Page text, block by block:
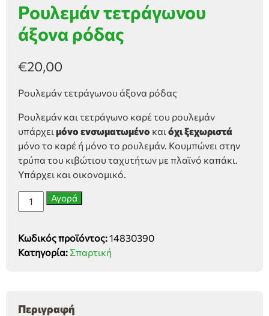
Ρουλεμάν τετράγωνου
άξονα ρόδας
€20,00
Ρουλεμάν τετράγωνου άξονα ρόδας
Ρουλεμάν και τετράγωνο καρέ του ρουλεμάν
υπάρχει μόνο ενσωματωμένο και όχιξεχωριστά
μόνο το καρέ ή μόνο το ρουλεμάν. Κουμπώνει στην
τρύπα του κιβώτιου ταχυτήτων με πλαϊνό καπάκι.
Υπάρχει και οικονομικό.
Ρουλεμάν
τετράγωνου
ρόδας
ποσότητα
Αγορά
Κωδικός προϊόντος:14830390
Κατηγορία: Σπαρτική
Περιγραφή